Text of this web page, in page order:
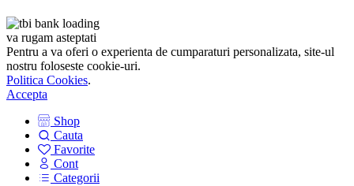
va rugam asteptati
Pentru a va oferi o experienta de cumparaturi personalizata, site-ul
nostru foloseste cookie-uri.
Politica Cookies.
Accepta
Shop
Cauta
Favorite
Cont
Categorii